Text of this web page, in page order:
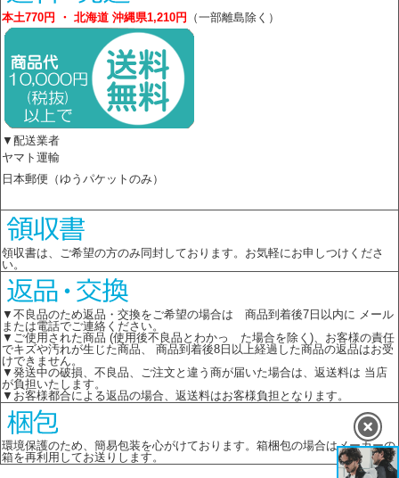
本土770円 ・ 北海道 沖縄県1,210円 （一部離島除く）
▼配送業者
ヤマト運輸
日本郵便（ゆうパケットのみ）
領収書は、ご希望の方のみ同封しております。お気軽にお申しつけくださ
い。
▼不良品のため返品・交換をご希望の場合は 商品到着後7日以内に メール
または電話でご連絡ください。
▼ご使用された商品 (使用後不良品とわかっ た場合を除く)、お客様の責任
でキズや汚れが生じた商品、 商品到着後8日以上経過した商品の返品はお受
けできません。
▼発送中の破損、不良品、ご注文と違う商が届いた場合は、返送料は 当店
が負担いたします。
▼お客様都合による返品の場合、返送料はお客様負担となります。
環境保護のため、簡易包装を心がけております。箱梱包の場合はメーカーの
箱を再利用してお送りします。